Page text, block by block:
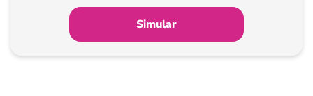
Pagamento
Simular